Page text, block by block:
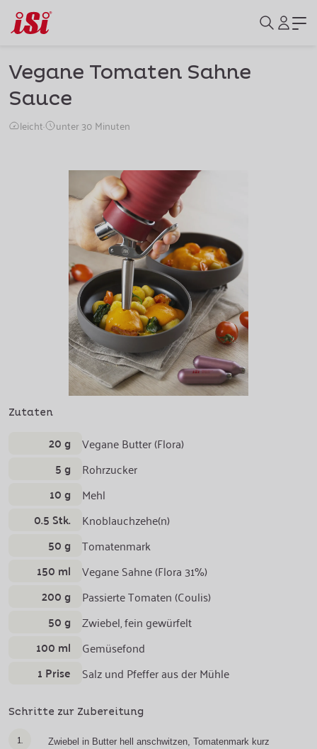
Vegane Tomaten Sahne
Sauce
leicht· unter 30 Minuten
Zutaten
20 g Vegane Butter (Flora)
5 g Rohrzucker
10 g Mehl
0.5 Stk. Knoblauchzehe(n)
50 g Tomatenmark
150 ml Vegane Sahne (Flora 31%)
200 g Passierte Tomaten (Coulis)
50 g Zwiebel, fein gewürfelt
100 ml Gemüsefond
1 Prise Salz und Pfeffer aus der Mühle
Schritte zur Zubereitung
1.
Zwiebel in Butter hell anschwitzen, Tomatenmark kurz